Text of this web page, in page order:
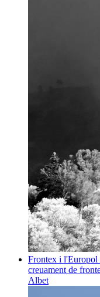
Frontex i l'Europol
creuament de
Albet